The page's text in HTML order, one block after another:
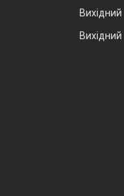
Вихідний
Вихідний